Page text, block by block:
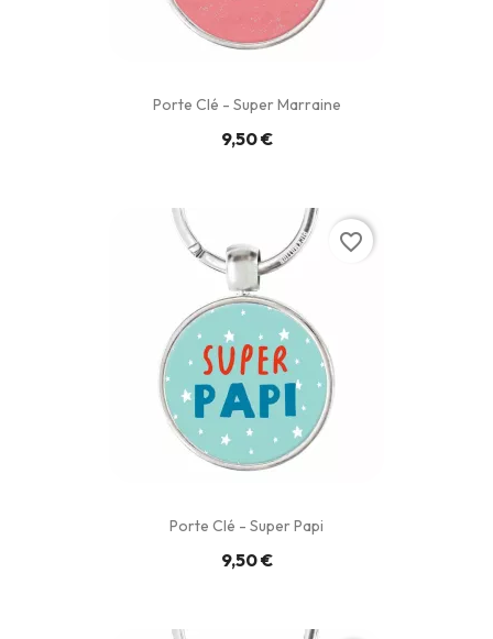
Porte Clé - Super Marraine
9,50 €
Porte Clé - Super Papi
9,50 €
favorite_border